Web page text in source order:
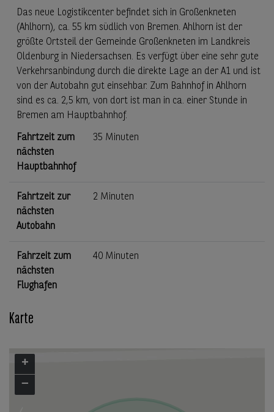
Das neue Logistikcenter befindet sich in Großenkneten
(Ahlhorn), ca. 55 km südlich von Bremen. Ahlhorn ist der
größte Ortsteil der Gemeinde Großenkneten im Landkreis
Oldenburg in Niedersachsen. Es verfügt über eine sehr gute
Verkehrsanbindung durch die direkte Lage an der A1 und ist
von der Autobahn gut einsehbar. Zum Bahnhof in Ahlhorn
sind es ca. 2,5 km, von dort ist man in ca. einer Stunde in
Bremen am Hauptbahnhof.
Fahrtzeit zum
nächsten
Hauptbahnhof
35 Minuten
Fahrtzeit zur
nächsten
Autobahn
2 Minuten
Fahrzeit zum
nächsten
Flughafen
40 Minuten
Karte
+
−